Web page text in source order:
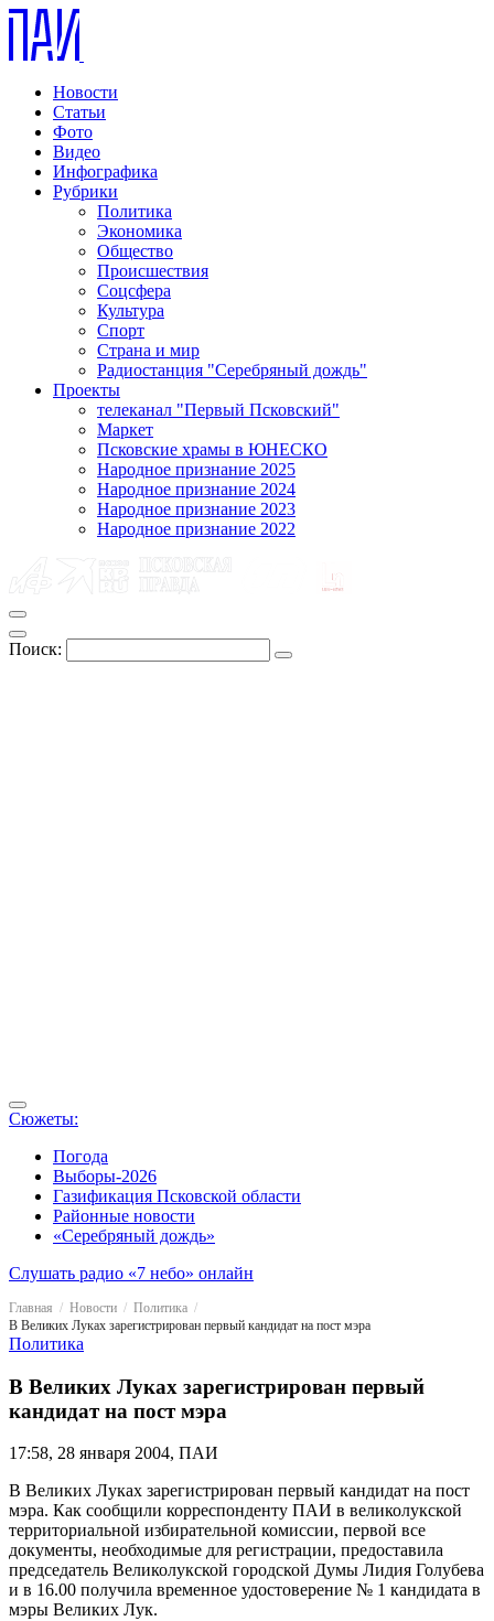
Новости
Статьи
Фото
Видео
Инфографика
Рубрики
Политика
Экономика
Общество
Происшествия
Соцсфера
Культура
Спорт
Страна и мир
Радиостанция "Серебряный дождь"
Проекты
телеканал "Первый Псковский"
Маркет
Псковские храмы в ЮНЕСКО
Народное признание 2025
Народное признание 2024
Народное признание 2023
Народное признание 2022
Поиск:
Сюжеты:
Погода
Выборы-2026
Газификация Псковской области
Районные новости
«Серебряный дождь»
Слушать радио «7 небо» онлайн
Главная Новости
Политика
В Великих Луках зарегистрирован первый кандидат на пост мэра
Политика
В Великих Луках зарегистрирован первый
кандидат на пост мэра
17:58, 28 января 2004, ПАИ
В Великих Луках зарегистрирован первый кандидат на пост
мэра. Как сообщили корреспонденту ПАИ в великолукской
территориальной избирательной комиссии, первой все
документы, необходимые для регистрации, предоставила
председатель Великолукской городской Думы Лидия Голубева
и в 16.00 получила временное удостоверение № 1 кандидата в
мэры Великих Лук.